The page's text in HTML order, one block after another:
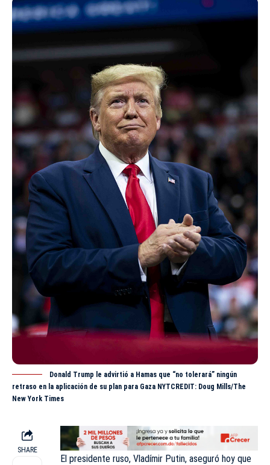
Donald Trump le advirtió a Hamas que “no tolerará” ningún
retraso en la aplicación de su plan para Gaza NYTCREDIT: Doug Mills/The
New York Times
SHARE
El presidente ruso, Vladímir Putin, aseguró hoy que